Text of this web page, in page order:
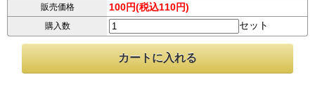
販売価格 100円(税込110円)
購入数 セット